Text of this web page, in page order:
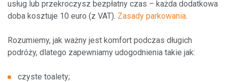
Administracja
Projekty unijne
usług lub przekroczysz bezpłatny czas – każda dodatkowa
doba kosztuje 10 euro (z VAT). Zasady parkowania.
Rozumiemy, jak ważny jest komfort podczas długich
podróży, dlatego zapewniamy udogodnienia takie jak:
czyste toalety;